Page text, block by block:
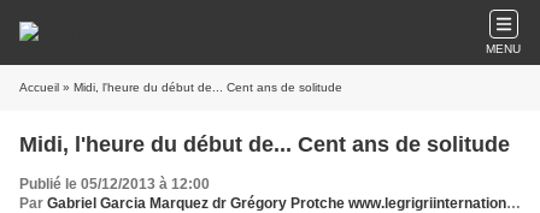
MENU
Accueil » Midi, l'heure du début de... Cent ans de solitude
Midi, l'heure du début de... Cent ans de solitude
Publié le 05/12/2013 à 12:00
Par Gabriel Garcia Marquez dr Grégory Protche www.legrigriinternational.com